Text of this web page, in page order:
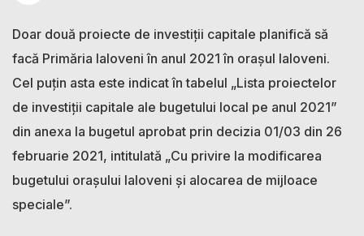
Doar două proiecte de investiții capitale planifică să
facă Primăria Ialoveni în anul 2021 în orașul Ialoveni.
Cel puțin asta este indicat în tabelul „Lista proiectelor
de investiții capitale ale bugetului local pe anul 2021”
din anexa la bugetul aprobat prin decizia 01/03 din 26
februarie 2021, intitulată „Cu privire la modificarea
bugetului orașului Ialoveni și alocarea de mijloace
speciale”.